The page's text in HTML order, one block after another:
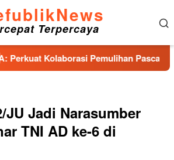
Terpercaya
Pemulihan Pascabencana dan
JU Jadi Narasumber
TNI AD ke-6 di